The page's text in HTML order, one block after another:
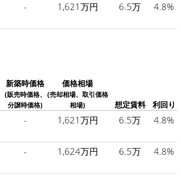
- 1,621万円 6.5万 4.8%
新築時価格
(販売時価格、
分譲時価格)
価格相場
(売却相場、取引価格
相場)
想定賃料 利回り
- 1,621万円 6.5万 4.8%
- 1,624万円 6.5万 4.8%